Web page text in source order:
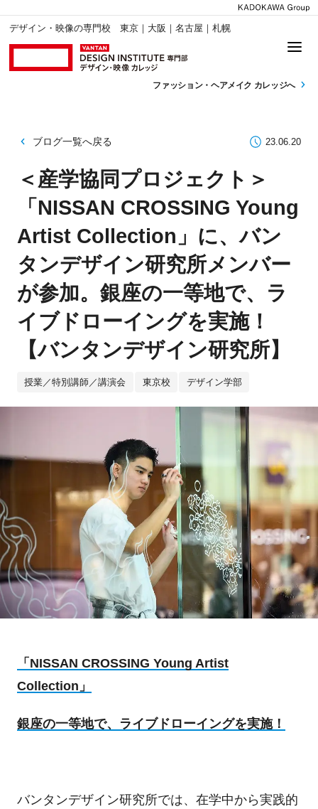
デザイン・映像の専門校 東京｜大阪｜名古屋｜札幌
ファッション・ ヘアメイク カレッジへ
ブログ一覧へ戻る 23.06.20
＜産学協同プロジェクト＞
「NISSAN CROSSING Young
Artist Collection」に、バン
タンデザイン研究所メンバー
が参加。銀座の一等地で、ラ
イブドローイングを実施！
【バンタンデザイン研究所】
授業／特別講師／講演会 東京校 デザイン学部
「NISSAN CROSSING Young Artist
Collection」
銀座の一等地で、ライブドローイングを実施！
バンタンデザイン研究所では、在学中から実践的